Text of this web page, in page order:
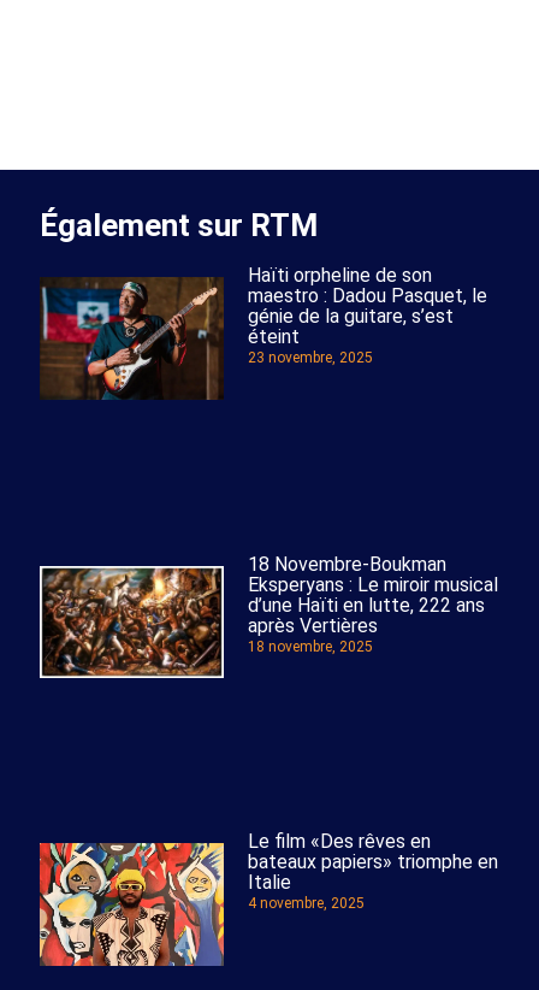
Également sur RTM
Haïti orpheline de son
maestro : Dadou Pasquet, le
génie de la guitare, s’est
éteint
23 novembre, 2025
18 Novembre-Boukman
Eksperyans : Le miroir musical
d’une Haïti en lutte, 222 ans
après Vertières
18 novembre, 2025
Le film «Des rêves en
bateaux papiers» triomphe en
Italie
4 novembre, 2025